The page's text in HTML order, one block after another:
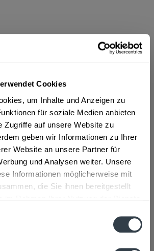
Cookies
um Inhalte und Anzeigen zu
für soziale Medien anbieten
Zugriffe auf unsere Website zu
geben wir Informationen zu Ihrer
Website an unsere Partner für
und Analysen weiter. Unsere
Informationen möglicherweise mit
die Sie ihnen bereitgestellt
31240